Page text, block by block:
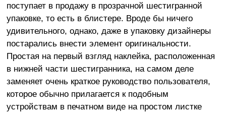
поступает в продажу в прозрачной шестигранной
упаковке, то есть в блистере. Вроде бы ничего
удивительного, однако, даже в упаковку дизайнеры
постарались внести элемент оригинальности.
Простая на первый взгляд наклейка, расположенная
в нижней части шестигранника, на самом деле
заменяет очень краткое руководство пользователя,
которое обычно прилагается к подобным
устройствам в печатном виде на простом листке